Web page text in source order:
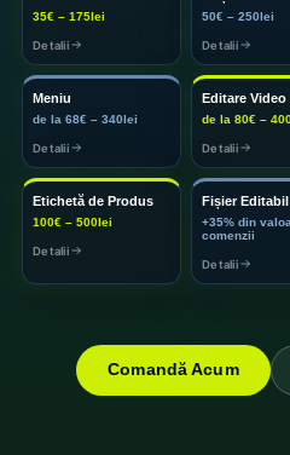
35€ – 175lei
Detalii
50€ – 250lei
Detalii
Meniu
de la 68€ – 340lei
Detalii
Editare Video
de la 80€ –
Detalii
Etichetă de Produs
100€ – 500lei
Detalii
Fișier Editabil
+35% din
comenzii
Detalii
Comandă Acum